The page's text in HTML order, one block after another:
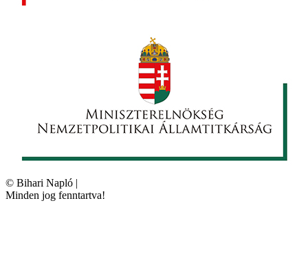
© Bihari Napló |
Minden jog fenntartva!